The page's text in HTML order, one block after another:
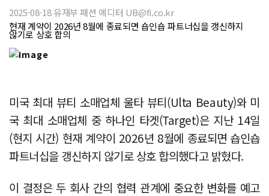
2025-08-18 유재부 패션 에디터 UB@fi.co.kr
현재 계약이 2026년 8월에 종료되면 숍인숍 파트너십을 갱신하지
않기로 상호 합의
미국 최대 뷰티 소매업체 울타 뷰티(Ulta Beauty)와 미
국 최대 소매업체 중 하나인 타겟(Target)은 지난 14일
(현지 시간) 현재 계약이 2026년 8월에 종료되면 숍인숍
파트너십을 갱신하지 않기로 상호 합의했다고 밝혔다.
이 결정은 두 회사 간의 협력 관계에 중요한 변화를 예고